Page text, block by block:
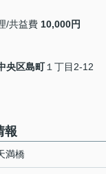
/共益費 10,000円
央区島町１丁目2-12
報
満橋